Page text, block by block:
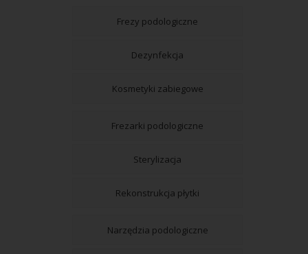
Frezy podologiczne
Dezynfekcja
Kosmetyki zabiegowe
Frezarki podologiczne
Sterylizacja
Rekonstrukcja płytki
Narzędzia podologiczne